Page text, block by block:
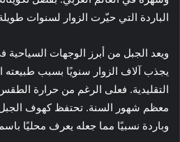
الباردة التي حيّرت الزوار لسنوات
ويعد الجبل من أبرز الوجهات
يجذب آلاف الزوار سنويًا بسبب طبيعته
التقليدية. فعلى الرغم من حرارة
معظم شهور السنة. تحتفظ كهوف الجبل
وباردة نسبيًا مما جعله يعرف محليًا باسم